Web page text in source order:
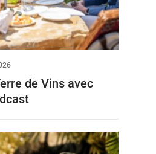
de Vins avec